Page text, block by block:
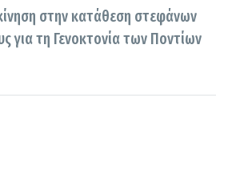
στην κατάθεση στεφάνων
για τη Γενοκτονία των Ποντίων